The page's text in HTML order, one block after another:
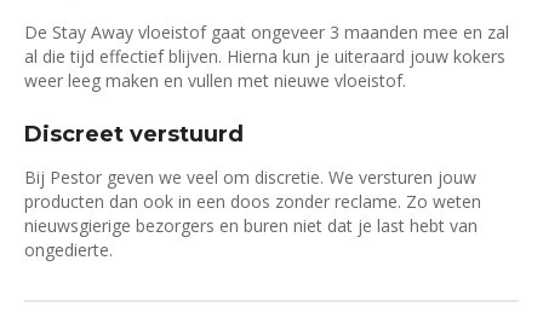
De Stay Away vloeistof gaat ongeveer 3 maanden mee en zal
al die tijd effectief blijven. Hierna kun je uiteraard jouw kokers
weer leeg maken en vullen met nieuwe vloeistof.
Discreet verstuurd
Bij Pestor geven we veel om discretie. We versturen jouw
producten dan ook in een doos zonder reclame. Zo weten
nieuwsgierige bezorgers en buren niet dat je last hebt van
ongedierte.